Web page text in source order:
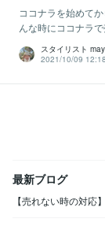
ココナラを始めて
んな時にココナラ
スタイリスト
2021/10/09 12:18
最新ブログ
【売れない時の対応